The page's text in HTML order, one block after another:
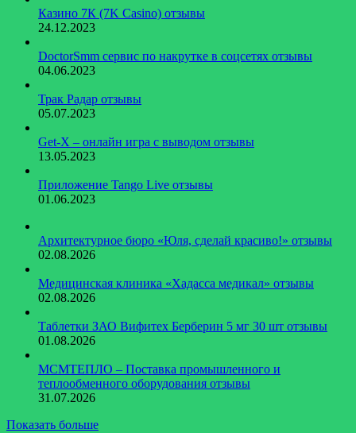
Казино 7К (7K Casino) отзывы
24.12.2023
DoctorSmm сервис по накрутке в соцсетях отзывы
04.06.2023
Трак Радар отзывы
05.07.2023
Get-X – онлайн игра с выводом отзывы
13.05.2023
Приложение Tango Live отзывы
01.06.2023
​Архитектурное бюро «Юля, сделай красиво!» отзывы
02.08.2026
Медицинская клиника «Хадасса медикал» отзывы
02.08.2026
Таблетки ЗАО Вифитех Берберин 5 мг 30 шт отзывы
01.08.2026
МСМТЕПЛО – Поставка промышленного и
теплообменного оборудования отзывы
31.07.2026
Показать больше